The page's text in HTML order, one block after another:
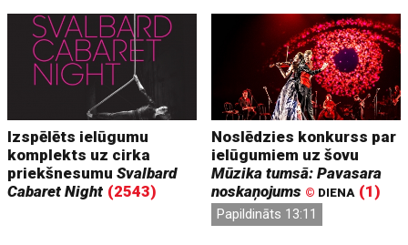
Izspēlēts ielūgumu
komplekts uz cirka
priekšnesumuSvalbard
Cabaret Night (2543)
Noslēdzies konkurss par
ielūgumiem uz šovu
Mūzika tumsā: Pavasara
noskaņojums © DIENA (1)
Papildināts 13:11